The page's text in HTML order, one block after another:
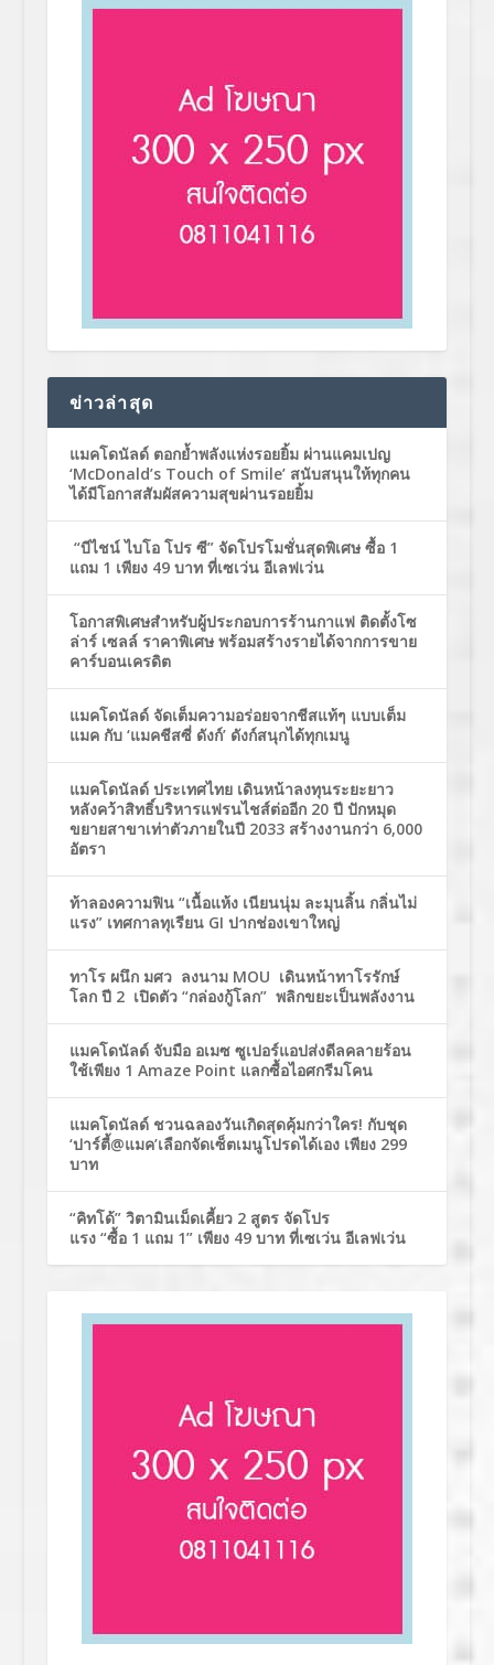
ข่าวล่าสุด
แมคโดนัลด์ ตอกย้ำพลังแห่งรอยยิ้ม ผ่านแคมเปญ
‘McDonald’s Touch of Smile’ สนับสนุนให้ทุกคน
ได้มีโอกาสสัมผัสความสุขผ่านรอยยิ้ม
“บีไชน์ ไบโอ โปร ซี” จัดโปรโมชั่นสุดพิเศษ ซื้อ 1
แถม 1 เพียง 49 บาท ที่เซเว่น อีเลฟเว่น
โอกาสพิเศษสำหรับผู้ประกอบการร้านกาแฟ ติดตั้งโซ
ล่าร์ เซลล์ ราคาพิเศษ พร้อมสร้างรายได้จากการขาย
คาร์บอนเครดิต
แมคโดนัลด์ จัดเต็มความอร่อยจากชีสแท้ๆ แบบเต็ม
แมค กับ ‘แมคชีสซี่ ดังก์’ ดังก์สนุกได้ทุกเมนู
แมคโดนัลด์ ประเทศไทย เดินหน้าลงทุนระยะยาว
หลังคว้าสิทธิ์บริหารแฟรนไชส์ต่ออีก 20 ปี ปักหมุด
ขยายสาขาเท่าตัวภายในปี 2033 สร้างงานกว่า 6,000
อัตรา
ท้าลองความฟิน “เนื้อแห้ง เนียนนุ่ม ละมุนลิ้น กลิ่นไม่
แรง” เทศกาลทุเรียน GI ปากช่องเขาใหญ่
ทาโร ผนึก มศว ลงนาม MOU เดินหน้าทาโรรักษ์
โลก ปี 2 เปิดตัว “กล่องกู้โลก” พลิกขยะเป็นพลังงาน
แมคโดนัลด์ จับมือ อเมซ ซูเปอร์แอปส่งดีลคลายร้อน
ใช้เพียง 1 Amaze Point แลกซื้อไอศกรีมโคน
แมคโดนัลด์ ชวนฉลองวันเกิดสุดคุ้มกว่าใคร! กับชุด
‘ปาร์ตี้@แมค’เลือกจัดเซ็ตเมนูโปรดได้เอง เพียง 299
บาท
“คิทโด้” วิตามินเม็ดเคี้ยว 2 สูตร จัดโปร
แรง “ซื้อ 1 แถม 1” เพียง 49 บาท ที่เซเว่น อีเลฟเว่น